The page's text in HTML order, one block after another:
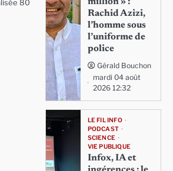
80
Rachid Azizi,
l’homme sous
l’uniforme de
police
Gérald Bouchon
mardi 04 août
2026 12:32
LE FIL INFO
PODCAST
SCIENCE
VIE PUBLIQUE
Infox, IA et